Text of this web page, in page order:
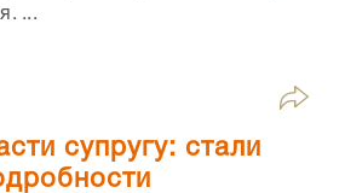
...
супругу: стали